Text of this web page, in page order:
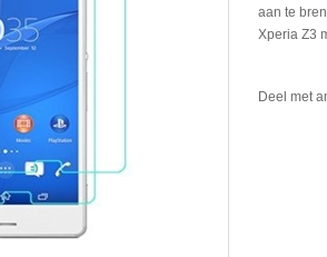
aan te
Xperia Z3
Deel met